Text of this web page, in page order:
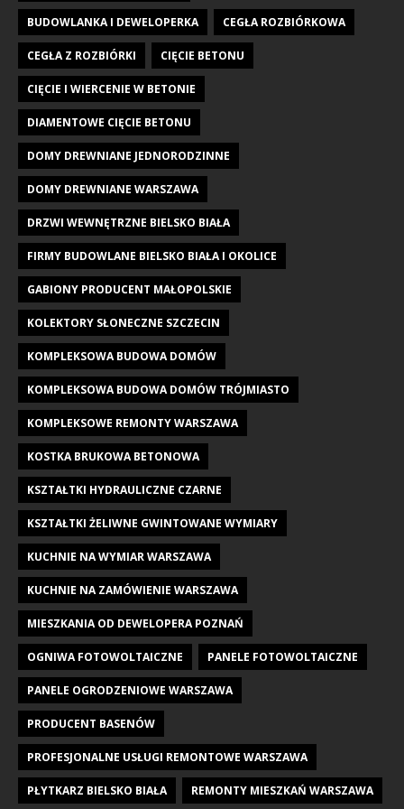
BUDOWLANKA I DEWELOPERKA CEGŁA ROZBIÓRKOWA
CEGŁA Z ROZBIÓRKI CIĘCIE BETONU
CIĘCIE I WIERCENIE W BETONIE
DIAMENTOWE CIĘCIE BETONU
DOMY DREWNIANE JEDNORODZINNE
DOMY DREWNIANE WARSZAWA
DRZWI WEWNĘTRZNE BIELSKO BIAŁA
FIRMY BUDOWLANE BIELSKO BIAŁA I OKOLICE
GABIONY PRODUCENT MAŁOPOLSKIE
KOLEKTORY SŁONECZNE SZCZECIN
KOMPLEKSOWA BUDOWA DOMÓW
KOMPLEKSOWA BUDOWA DOMÓW TRÓJMIASTO
KOMPLEKSOWE REMONTY WARSZAWA
KOSTKA BRUKOWA BETONOWA
KSZTAŁTKI HYDRAULICZNE CZARNE
KSZTAŁTKI ŻELIWNE GWINTOWANE WYMIARY
KUCHNIE NA WYMIAR WARSZAWA
KUCHNIE NA ZAMÓWIENIE WARSZAWA
MIESZKANIA OD DEWELOPERA POZNAŃ
OGNIWA FOTOWOLTAICZNE PANELE FOTOWOLTAICZNE
PANELE OGRODZENIOWE WARSZAWA
PRODUCENT BASENÓW
PROFESJONALNE USŁUGI REMONTOWE WARSZAWA
PŁYTKARZ BIELSKO BIAŁA REMONTY MIESZKAŃ WARSZAWA